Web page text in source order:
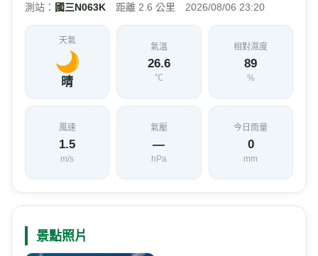
測站： 國三N063K 距離 2.6 公里 2026/08/06 23:20
天氣
晴
氣溫
26.6
℃
相對濕度
89
%
風速
1.5
m/s
氣壓
—
hPa
今日雨量
0
mm
景點照片